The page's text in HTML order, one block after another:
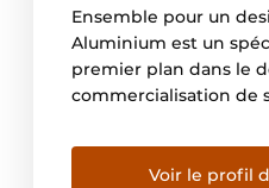
Ensemble pour un
Aluminium est un
premier plan dans le
commercialisation de
utilisées pour la
portes, murs-rideaux,
Voir le profil